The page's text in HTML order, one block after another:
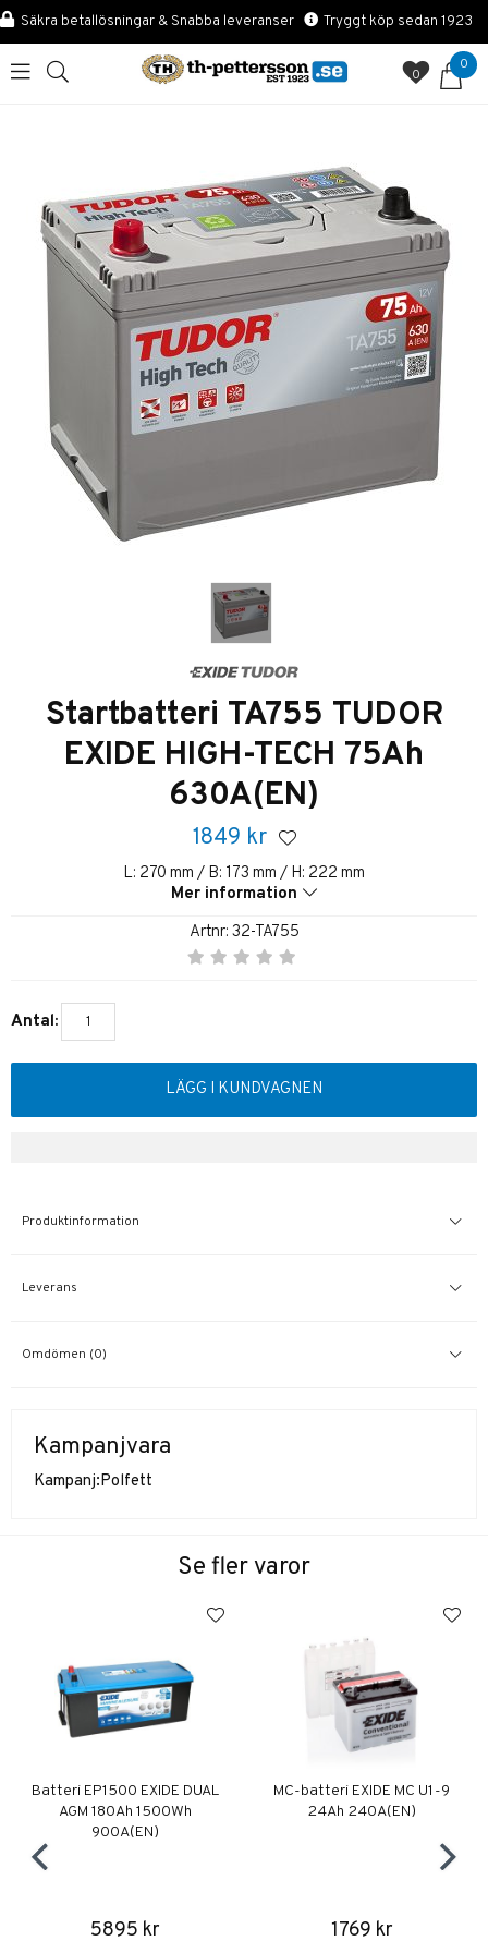
Säkra betallösningar & Snabba leveranser Tryggt köp sedan 1923
0
0
Startbatteri TA755 TUDOR
EXIDE HIGH-TECH 75Ah
630A(EN)
1849 kr
L: 270 mm / B: 173 mm / H: 222 mm
Mer information
Artnr: 32-TA755
Antal:
LÄGG I KUNDVAGNEN
Produktinformation
Leverans
Omdömen (0)
Kampanjvara
Kampanj:Polfett
Se fler varor
Batteri EP1500 EXIDE DUAL
AGM 180Ah 1500Wh
900A(EN)
5895 kr
MC-batteri EXIDE MC U1-9
24Ah 240A(EN)
1769 kr